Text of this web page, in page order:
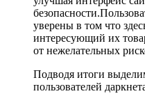
уверены в том что
интересующий их
от нежелательных
Подводя итоги
пользователей